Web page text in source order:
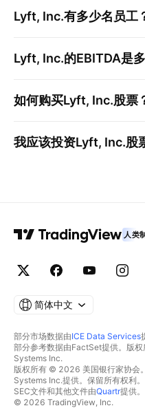
Lyft, Inc.有多少名员工
Lyft, Inc.的EBITDA是
如何购买Lyft, Inc.股票
我应该投资Lyft, Inc.股
人类
简体中文
部分市场数据由ICE Data Services
部分参考数据由FactSet提供。版
Systems Inc.
版权所有 © 2026 美国银行家协会
Systems Inc.提供。保留所有权利。
SEC文件和其他文件由Quartr提供。
© 2026 TradingView, Inc.